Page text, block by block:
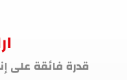
قدرة فائقة على